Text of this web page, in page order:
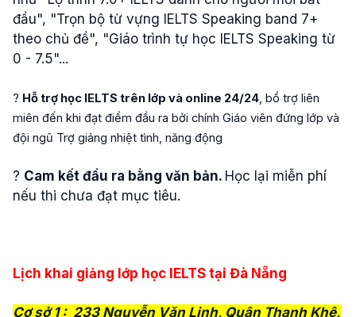
đầu", "Trọn bộ từ vựng IELTS Speaking band 7+
theo chủ đề", "Giáo trình tự học IELTS Speaking từ
0 - 7.5"...
? Hỗ trợ học IELTS trên lớp và online 24/24, bổ trợ liên
miên đến khi đạt điểm đầu ra bởi chính Giáo viên đứng lớp và
đội ngũ Trợ giảng nhiệt tình, năng động
? Cam kết đầu ra bằng văn bản. Học lại miễn phí
nếu thi chưa đạt mục tiêu.
Lịch khai giảng lớp học IELTS tại Đà Nẵng
Cơ sở 1 : 233 Nguyễn Văn Linh, Quận Thanh Khê,